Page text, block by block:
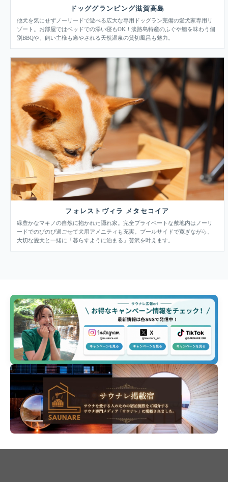
ドッググランピング滋賀高島
他犬を気にせずノーリードで遊べる広大な専用ドッグラン完備の愛犬家専用リ
ゾート。お部屋ではベッドでの添い寝もOK！淡路島特産のふぐや鱧を味わう個
別BBQや、飼い主様も癒やされる天然温泉の貸切風呂も魅力。
フォレストヴィラ メタセコイア
緑豊かなマキノの自然に抱かれた隠れ家。完全プライベートな敷地内はノーリ
ードでのびのび過ごせて犬用アメニティも充実。プールサイドで寛ぎながら、
大切な愛犬と一緒に「暮らすように泊まる」贅沢を叶えます。